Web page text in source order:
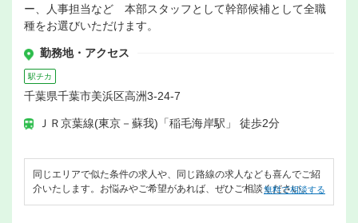
ー、人事担当など 本部スタッフとして幹部候補として全職
種をお選びいただけます。
勤務地・アクセス
駅チカ
千葉県千葉市美浜区高洲3-24-7
ＪＲ京葉線(東京－蘇我)「稲毛海岸駅」 徒歩2分
同じエリアで似た条件の求人や、同じ路線の求人なども喜んでご紹
介いたします。お悩みやご希望があれば、ぜひご相談ください。
無料で相談する